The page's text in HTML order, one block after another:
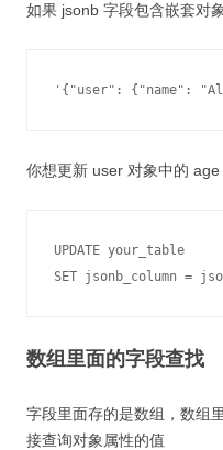
如果 jsonb 字段包含嵌套对
你想更新 user 对象中的 age
UPDATE your_table
SET jsonb_column =
数组里面的字段查找
字段里面存的是数组，数组
接查询对象属性的值